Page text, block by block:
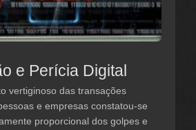
e Perícia Digital
vertiginoso das transações
e empresas constatou-se
proporcional dos golpes e